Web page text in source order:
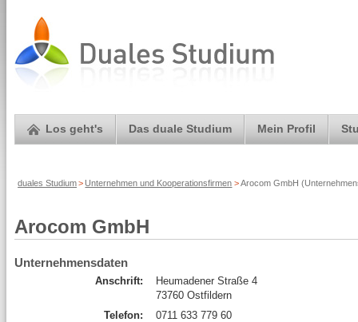
Los geht's Das duale Studium Mein Profil
duales Studium> Unternehmen und Kooperationsfirmen >Arocom GmbH
Arocom GmbH
Unternehmensdaten
Anschrift:
Heumadener Straße 4
73760 Ostfildern
Telefon:
0711 633 779 60